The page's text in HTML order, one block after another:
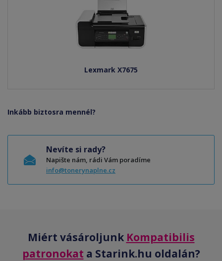
Lexmark X7675
Inkább biztosra mennél?
Nevíte si rady?
Napište nám, rádi Vám poradíme
info@tonerynaplne.cz
Miért vásároljunk Kompatibilis
patronokat a Starink.hu oldalán?